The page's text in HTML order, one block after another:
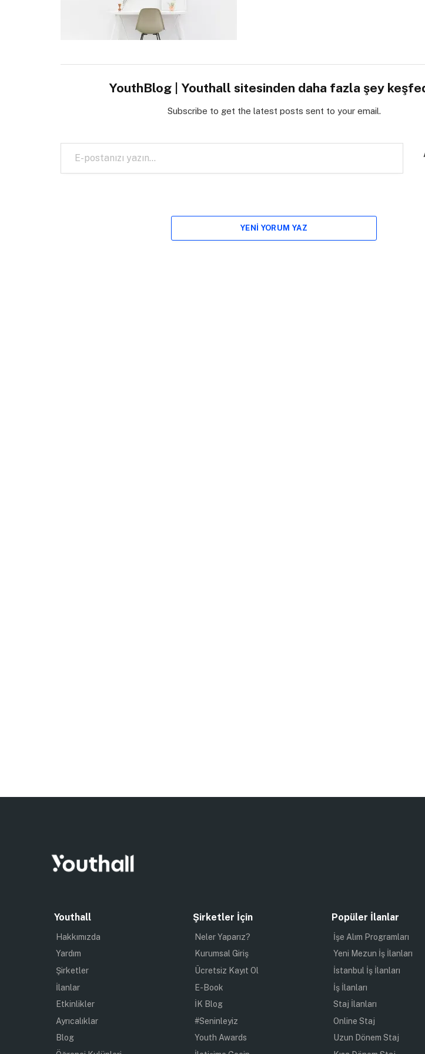
YouthBlog | Youthall sitesinden daha fazla şey
Subscribe to get the latest posts sent to your email.
E-postanızı yazın…
YENI YORUM YAZ
Youthall
Hakkımızda
Yardım
Şirketler
İlanlar
Etkinlikler
Ayrıcalıklar
Blog
Şirketler İçin
Neler Yaparız?
Kurumsal Giriş
Ücretsiz Kayıt Ol
E-Book
İK Blog
#Seninleyiz
Youth Awards
Popüler İlanlar
İşe Alım Programları
Yeni Mezun İş İlanları
İstanbul İş İlanları
İş İlanları
Staj İlanları
Online Staj
Uzun Dönem Staj